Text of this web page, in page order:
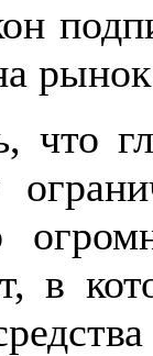
что
в